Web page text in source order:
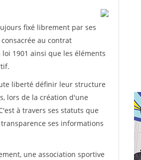
fixé librement par ses
au contrat
1901 ainsi que les éléments
liberté définir leur structure
lors de la création d'une
à travers ses statuts que
ses informations
une association sportive